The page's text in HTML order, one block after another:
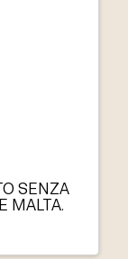
SENZA
MALTA.